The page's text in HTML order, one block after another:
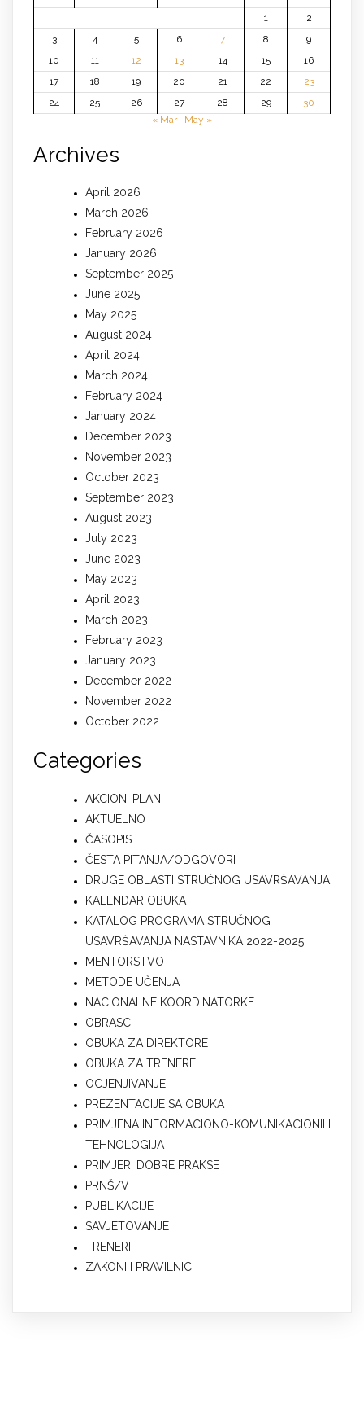
1
2
3
4 5 6 7 8
9
10
11 12 13 14 15
16
17
18 19 20 21 22
23
24
25 26 27 28 29
30
« Mar
May »
Archives
April 2026
March 2026
February 2026
January 2026
September 2025
June 2025
May 2025
August 2024
April 2024
March 2024
February 2024
January 2024
December 2023
November 2023
October 2023
September 2023
August 2023
July 2023
June 2023
May 2023
April 2023
March 2023
February 2023
January 2023
December 2022
November 2022
October 2022
Categories
AKCIONI PLAN
AKTUELNO
ČASOPIS
ČESTA PITANJA/ODGOVORI
DRUGE OBLASTI STRUČNOG USAVRŠAVANJA
KALENDAR OBUKA
KATALOG PROGRAMA STRUČNOG
USAVRŠAVANJA NASTAVNIKA 2022-2025.
MENTORSTVO
METODE UČENJA
NACIONALNE KOORDINATORKE
OBRASCI
OBUKA ZA DIREKTORE
OBUKA ZA TRENERE
OCJENJIVANJE
PREZENTACIJE SA OBUKA
PRIMJENA INFORMACIONO-KOMUNIKACIONIH
TEHNOLOGIJA
PRIMJERI DOBRE PRAKSE
PRNŠ/V
PUBLIKACIJE
SAVJETOVANJE
TRENERI
ZAKONI I PRAVILNICI